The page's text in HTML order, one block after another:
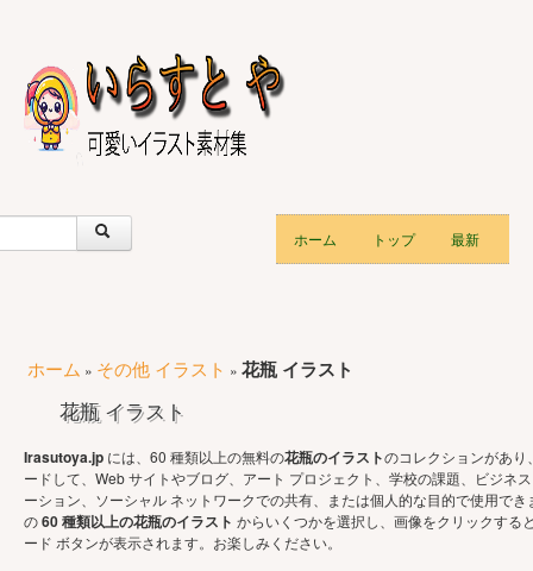
ホーム トップ 最新
ホーム » その他 イラスト » 花瓶 イラスト
花瓶 イラスト
Irasutoya.jp には、60 種類以上の無料の花瓶のイラストのコレクションがあり
ードして、Web サイトやブログ、アート プロジェクト、学校の課題、ビジネ
ーション、ソーシャル ネットワークでの共有、または個人的な目的で使用でき
の60 種類以上の花瓶のイラスト からいくつかを選択し、画像をクリックする
ード ボタンが表示されます。お楽しみください。